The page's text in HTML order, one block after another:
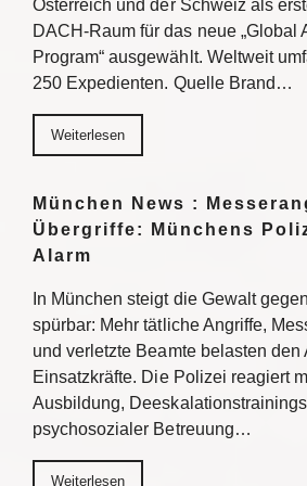
Österreich und der Schweiz als
DACH-Raum für das neue „Global
Program“ ausgewählt. Weltweit
250 Expedienten. Quelle Brand…
Weiterlesen
München News :
Übergriffe: Münchens
Alarm
In München steigt die Gewalt
spürbar: Mehr tätliche Angriffe,
und verletzte Beamte belasten den
Einsatzkräfte. Die Polizei reagiert
Ausbildung,
psychosozialer Betreuung…
Weiterlesen